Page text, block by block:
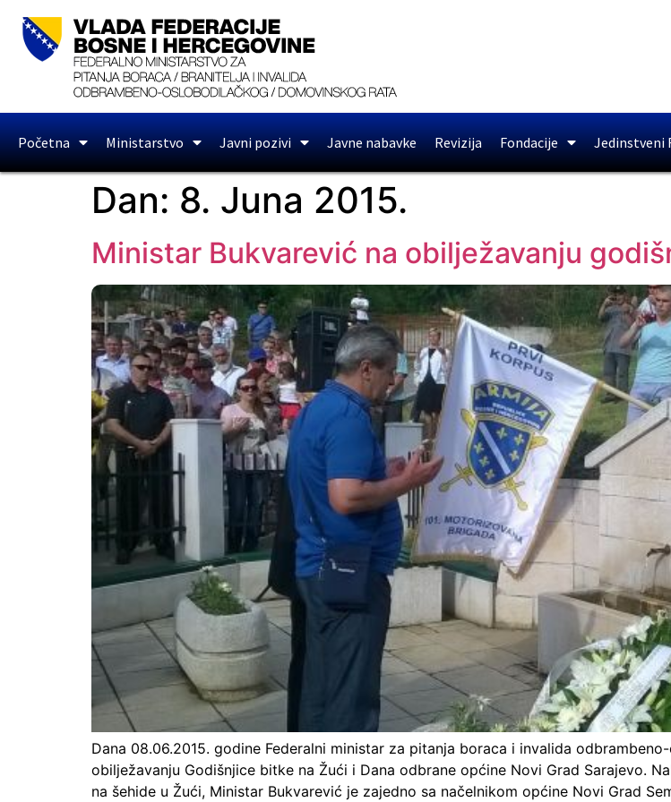
Početna Ministarstvo Javni pozivi Javne nabavke Revizija Fondacije Jedinstveni
Dan: 8. Juna 2015.
Ministar Bukvarević na obilježavanju
Dana 08.06.2015. godine Federalni ministar za pitanja boraca i invalida
obilježavanju Godišnjice bitke na Žući i Dana odbrane općine Novi Grad Sarajevo.
na šehide u Žući, Ministar Bukvarević je zajedno sa načelnikom općine Novi Grad